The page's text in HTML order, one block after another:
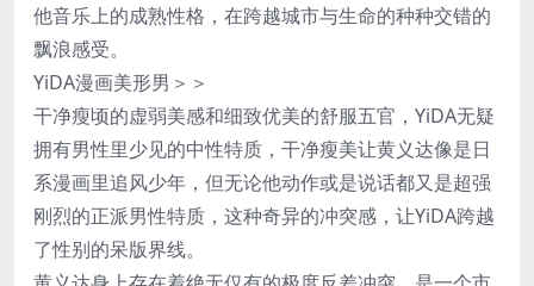
他音乐上的成熟性格，在跨越城市与生命的种种交错的
飘浪感受。
YiDA漫画美形男＞＞
干净瘦顷的虚弱美感和细致优美的舒服五官，YiDA无疑
拥有男性里少见的中性特质，干净瘦美让黄义达像是日
系漫画里追风少年，但无论他动作或是说话都又是超强
刚烈的正派男性特质，这种奇异的冲突感，让YiDA跨越
了性别的呆版界线。